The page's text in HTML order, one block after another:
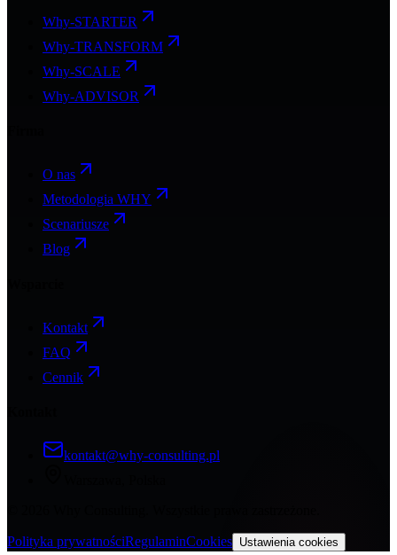
Why-STARTER
Why-TRANSFORM
Why-SCALE
Why-ADVISOR
O nas
Metodologia WHY
Scenariusze
Blog
Kontakt
FAQ
Cennik
kontakt@why-consulting.pl
Polityka prywatnościRegulaminCookies Ustawienia cookies